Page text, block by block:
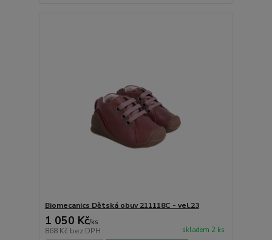
Biomecanics Dětská obuv 211118C - vel.23
1 050 Kč/ks
868 Kč bez DPH skladem 2 ks